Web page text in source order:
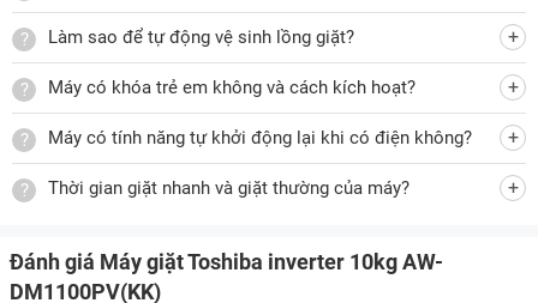
Trong đó các chương trình giặt gồm có:
Giặt nhanh
Đồ mỏng
Chương trình đã nhớ
Vệ sinh lồng giặt
Giặt thường
Chăn mền
Làm sao để tự động vệ sinh lồng giặt?
Máy có khóa trẻ em không và cách kích hoạt?
Máy có tính năng tự khởi động lại khi có điện không?
Thời gian giặt nhanh và giặt thường của máy?
Đánh giá Máy giặt Toshiba inverter 10kg AW-
DM1100PV(KK)